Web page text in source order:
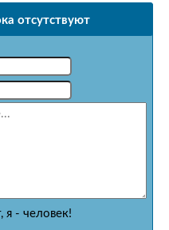
отсутствуют
я - человек!